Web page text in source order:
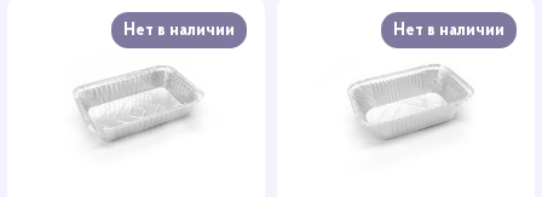
Нет в наличии Нет в наличии